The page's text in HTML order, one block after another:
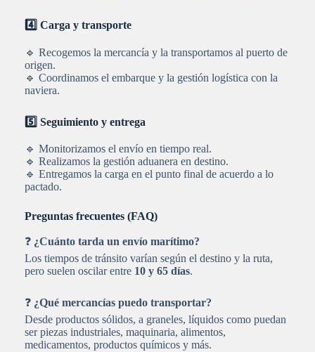
4️⃣ Carga y transporte
🔹 Recogemos la mercancía y la transportamos al puerto de
origen.
🔹 Coordinamos el embarque y la gestión logística con la
naviera.
5️⃣ Seguimiento y entrega
🔹 Monitorizamos el envío en tiempo real.
🔹 Realizamos la gestión aduanera en destino.
🔹 Entregamos la carga en el punto final de acuerdo a lo
pactado.
Preguntas frecuentes (FAQ)
❓ ¿Cuánto tarda un envío marítimo?
Los tiempos de tránsito varían según el destino y la ruta,
pero suelen oscilar entre 10 y 65 días.
❓ ¿Qué mercancías puedo transportar?
Desde productos sólidos, a graneles, líquidos como puedan
ser piezas industriales, maquinaria, alimentos,
medicamentos, productos químicos y más.